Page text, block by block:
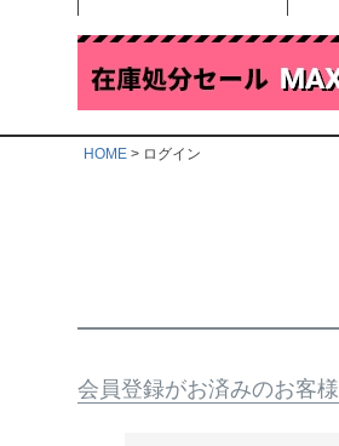
HOME ログイン
会員登録がお済みのお客様